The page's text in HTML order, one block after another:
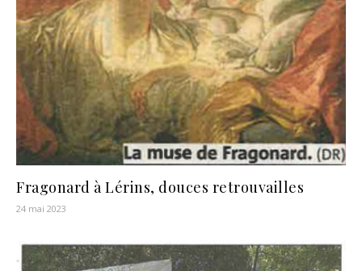
Fragonard à Lérins, douces retrouvailles
24 mai 2023